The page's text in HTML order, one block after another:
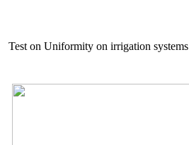
Test on Uniformity on irrigation systems